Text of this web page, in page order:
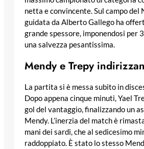
netta e convincente. Sul campo del
guidata da Alberto Gallego ha
grande spessore, imponendosi per
una salvezza pesantissima.
Mendy e Trepy
La partita si è messa subito in
Dopo appena cinque minuti, Yael
gol del vantaggio, finalizzando un
Mendy. L’inerzia del match è
mani dei sardi, che al sedicesimo
raddoppiato. È stato lo stesso